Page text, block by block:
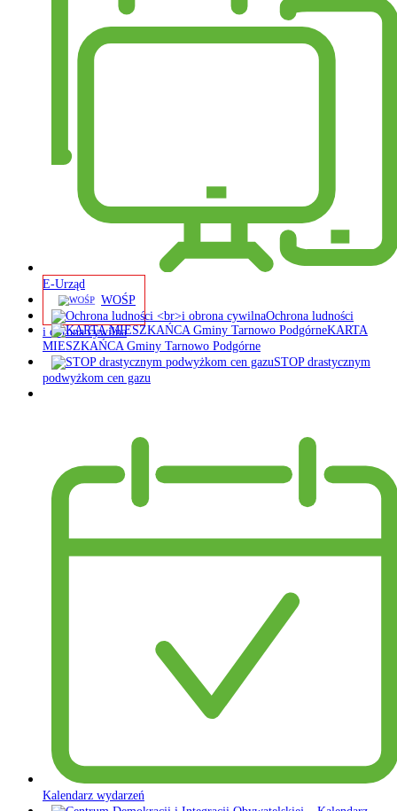
E-Urząd
WOŚP
Ochrona ludności
i obrona cywilna
KARTA
MIESZKAŃCA Gminy Tarnowo Podgórne
STOP drastycznym
podwyżkom cen gazu
Kalendarz wydarzeń